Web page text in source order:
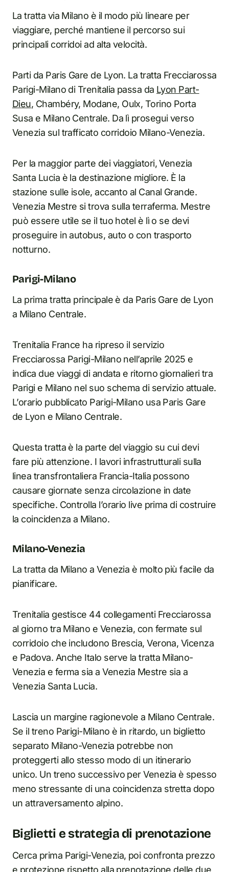
La tratta via Milano è il modo più lineare per
viaggiare, perché mantiene il percorso sui
principali corridoi ad alta velocità.
Parti da Paris Gare de Lyon. La tratta Frecciarossa
Parigi-Milano di Trenitalia passa da Lyon Part-
Dieu, Chambéry, Modane, Oulx, Torino Porta
Susa e Milano Centrale. Da lì prosegui verso
Venezia sul trafficato corridoio Milano-Venezia.
Per la maggior parte dei viaggiatori, Venezia
Santa Lucia è la destinazione migliore. È la
stazione sulle isole, accanto al Canal Grande.
Venezia Mestre si trova sulla terraferma. Mestre
può essere utile se il tuo hotel è lì o se devi
proseguire in autobus, auto o con trasporto
notturno.
Parigi-Milano
La prima tratta principale è da Paris Gare de Lyon
a Milano Centrale.
Trenitalia France ha ripreso il servizio
Frecciarossa Parigi-Milano nell’aprile 2025 e
indica due viaggi di andata e ritorno giornalieri tra
Parigi e Milano nel suo schema di servizio attuale.
L’orario pubblicato Parigi-Milano usa Paris Gare
de Lyon e Milano Centrale.
Questa tratta è la parte del viaggio su cui devi
fare più attenzione. I lavori infrastrutturali sulla
linea transfrontaliera Francia-Italia possono
causare giornate senza circolazione in date
specifiche. Controlla l’orario live prima di costruire
la coincidenza a Milano.
Milano-Venezia
La tratta da Milano a Venezia è molto più facile da
pianificare.
Trenitalia gestisce 44 collegamenti Frecciarossa
al giorno tra Milano e Venezia, con fermate sul
corridoio che includono Brescia, Verona, Vicenza
e Padova. Anche Italo serve la tratta Milano-
Venezia e ferma sia a Venezia Mestre sia a
Venezia Santa Lucia.
Lascia un margine ragionevole a Milano Centrale.
Se il treno Parigi-Milano è in ritardo, un biglietto
separato Milano-Venezia potrebbe non
proteggerti allo stesso modo di un itinerario
unico. Un treno successivo per Venezia è spesso
meno stressante di una coincidenza stretta dopo
un attraversamento alpino.
Biglietti e strategia di prenotazione
Cerca prima Parigi-Venezia, poi confronta prezzo
e protezione rispetto alla prenotazione delle due